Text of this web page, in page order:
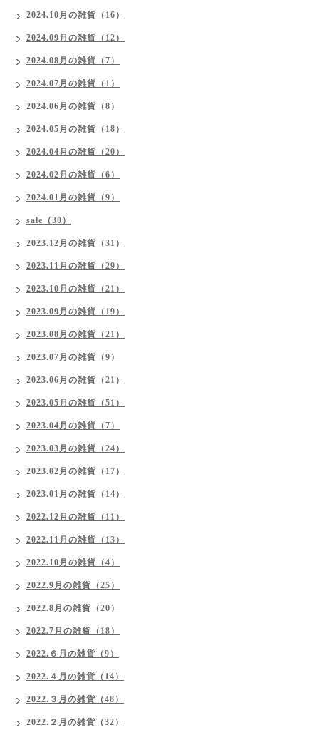
2024.10月の雑貨（16）
2024.09月の雑貨（12）
2024.08月の雑貨（7）
2024.07月の雑貨（1）
2024.06月の雑貨（8）
2024.05月の雑貨（18）
2024.04月の雑貨（20）
2024.02月の雑貨（6）
2024.01月の雑貨（9）
sale（30）
2023.12月の雑貨（31）
2023.11月の雑貨（29）
2023.10月の雑貨（21）
2023.09月の雑貨（19）
2023.08月の雑貨（21）
2023.07月の雑貨（9）
2023.06月の雑貨（21）
2023.05月の雑貨（51）
2023.04月の雑貨（7）
2023.03月の雑貨（24）
2023.02月の雑貨（17）
2023.01月の雑貨（14）
2022.12月の雑貨（11）
2022.11月の雑貨（13）
2022.10月の雑貨（4）
2022.9月の雑貨（25）
2022.8月の雑貨（20）
2022.7月の雑貨（18）
2022.６月の雑貨（9）
2022.４月の雑貨（14）
2022.３月の雑貨（48）
2022.２月の雑貨（32）